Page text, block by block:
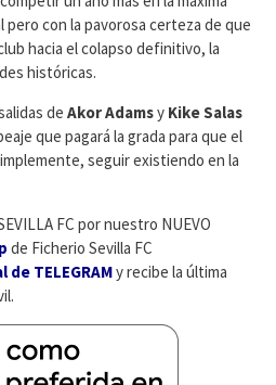
con la pavorosa certeza de que
hacia el colapso definitivo, la
históricas.
de Akor Adamsy Kike Salas
que pagará la grada para que el
seguir existiendo en la
FC por nuestro NUEVO
de Ficherio Sevilla FC
de TELEGRAMy recibe la última